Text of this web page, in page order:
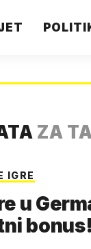
ZA
IGRE
u
bonus!